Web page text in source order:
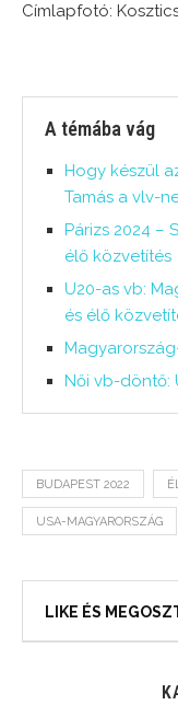
Címlapfotó:
A témába vág
Hogy készül
Tamás a vlv-
Párizs 2024 –
élő közvetítés
U20-as vb:
és élő
Női vb-döntő:
BUDAPEST 2022
USA-MAGYARORSZÁG
LIKE ÉS